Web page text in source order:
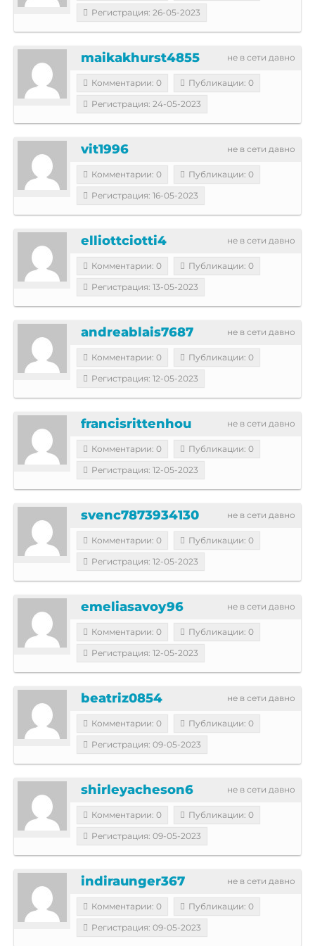
Регистрация: 26-05-2023
не в сети давно
maikakhurst4855
Комментарии: 0
Публикации: 0
Регистрация: 24-05-2023
не в сети давно
vit1996
Комментарии: 0
Публикации: 0
Регистрация: 16-05-2023
не в сети давно
elliottciotti4
Комментарии: 0
Публикации: 0
Регистрация: 13-05-2023
не в сети давно
andreablais7687
Комментарии: 0
Публикации: 0
Регистрация: 12-05-2023
не в сети давно
francisrittenhou
Комментарии: 0
Публикации: 0
Регистрация: 12-05-2023
не в сети давно
svenc7873934130
Комментарии: 0
Публикации: 0
Регистрация: 12-05-2023
не в сети давно
emeliasavoy96
Комментарии: 0
Публикации: 0
Регистрация: 12-05-2023
не в сети давно
beatriz0854
Комментарии: 0
Публикации: 0
Регистрация: 09-05-2023
не в сети давно
shirleyacheson6
Комментарии: 0
Публикации: 0
Регистрация: 09-05-2023
не в сети давно
indiraunger367
Комментарии: 0
Публикации: 0
Регистрация: 09-05-2023